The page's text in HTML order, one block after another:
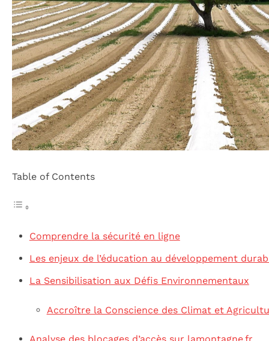
Table of Contents
Comprendre la sécurité en ligne
Les enjeux de l’éducation au développement
La Sensibilisation aux Défis Environnementaux
Accroître la Conscience des Climat et